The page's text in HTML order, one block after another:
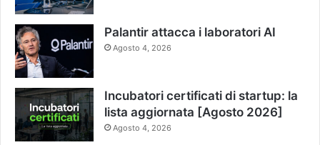
Palantir attacca i laboratori AI
Agosto 4, 2026
Incubatori certificati di startup: la
lista aggiornata [Agosto 2026]
Agosto 4, 2026